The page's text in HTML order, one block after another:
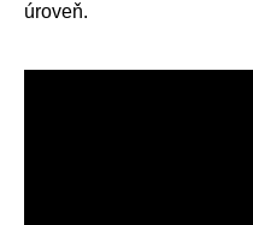
úroveň.